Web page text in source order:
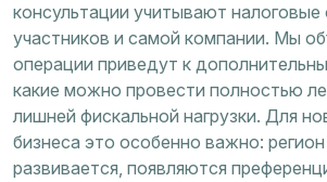
консультации учитывают налоговые
участников и самой компании. Мы
операции приведут к
какие можно провести полностью
лишней фискальной нагрузки. Для
бизнеса это особенно важно:
развивается, появляются